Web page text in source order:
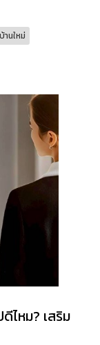
นใหม่
ไหม? เสริม